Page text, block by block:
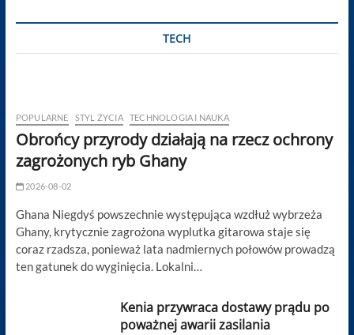
TECH
POPULARNE STYL ŻYCIA TECHNOLOGIA I NAUKA
Obrońcy przyrody działają na rzecz ochrony
zagrożonych ryb Ghany
2026-08-02
Ghana Niegdyś powszechnie występująca wzdłuż wybrzeża
Ghany, krytycznie zagrożona wyplutka gitarowa staje się
coraz rzadsza, ponieważ lata nadmiernych połowów prowadzą
ten gatunek do wyginięcia. Lokalni…
Kenia przywraca dostawy prądu po
poważnej awarii zasilania